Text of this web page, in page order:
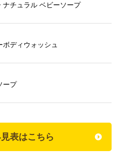
ナチュラル ベビーソープ
ボディウォッシュ
ープ
表はこちら